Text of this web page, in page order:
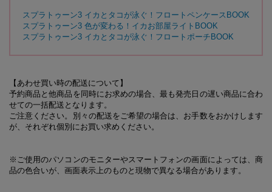
スプラトゥーン3 イカとタコが泳ぐ！フロートペンケースBOOK
スプラトゥーン3 色が変わる！イカお部屋ライトBOOK
スプラトゥーン3 イカとタコが泳ぐ！フロートポーチBOOK
【あわせ買い時の配送について】
予約商品と他商品を同時にお求めの場合、最も発売日の遅い商品に合わ
せての一括配送となります。
ご注意ください。別々の配送をご希望の場合は、お手数をおかけします
が、それぞれ個別にお買い求めください。
※ご使用のパソコンのモニターやスマートフォンの画面によっては、商
品の色合いが、画面表示上のものと現物で異なる場合があります。